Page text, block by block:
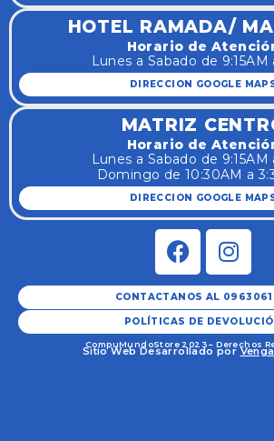
HOTEL RAMADA/
Horario de
Lunes a Sabado de 9:15AM
DIRECCION GOOGLE
MATRIZ
Horario de
Lunes a Sabado de 9:15AM
Domingo de 10:30AM a
DIRECCION GOOGLE
CONTACTANOS AL
POLÍTICAS DE
CompuMundoStore 2023 – Derechos
Sitio Web Desarrollado por